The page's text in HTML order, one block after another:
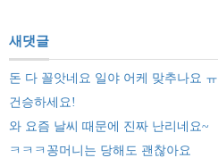
새댓글
돈 다 꼴앗네요 일야 어케 맞추나요 ㅠ
건승하세요!
와 요즘 날씨 때문에 진짜 난리네요~
ㅋㅋㅋ꽁머니는 당해도 괜찮아요